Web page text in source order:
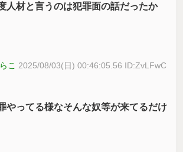
人材と言うのは犯罪面の話だったか
こ 2025/08/03(日) 00:46:05.56 ID:ZvLFwC
やってる様なそんな奴等が来てるだけ